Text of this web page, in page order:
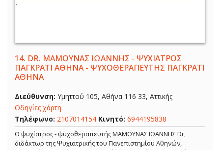
14. DR. ΜΑΜΟΥΝΑΣ ΙΩΑΝΝΗΣ - ΨΥΧΙΑΤΡΟΣ
ΠΑΓΚΡΑΤΙ ΑΘΗΝΑ - ΨΥΧΟΘΕΡΑΠΕΥΤΗΣ ΠΑΓΚΡΑΤΙ
ΑΘΗΝΑ
Διεύθυνση: Υμηττού 105, Αθήνα 116 33, Αττικής
Οδηγίες χάρτη
Τηλέφωνο: 2107014154 Κινητό: 6944195838
Ο ψυχίατρος - ψυχοθεραπευτής ΜΑΜΟΥΝΑΣ ΙΩΑΝΝΗΣ Dr,
διδάκτωρ της Ψυχιατρικής του Πανεπιστημίου Αθηνών,